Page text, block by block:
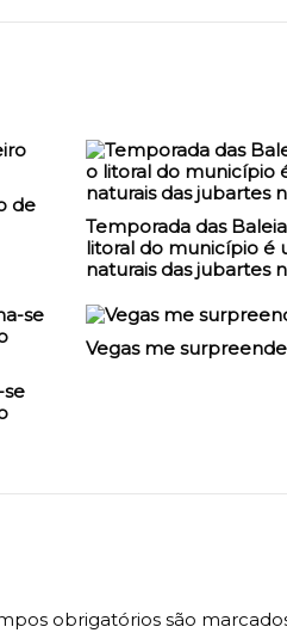
de
Temporada das
litoral do município é
naturais das jubartes
Vegas me
obrigatórios são